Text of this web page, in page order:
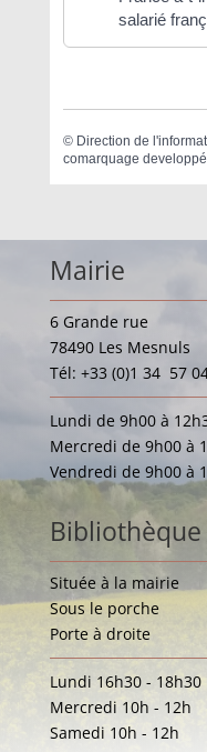
salarié
© Direction de
comarquage
Mairie
6 Grande rue
78490 Les Mesnuls
Tél: +33 (0)1 34 57
Lundi de 9h00 à
Mercredi de 9h00 à
Vendredi de 9h00 à
Bibliothèque
Située à la mairie
Sous le porche
Porte à droite
Lundi 16h30 - 18h30
Mercredi 10h - 12h
Samedi 10h - 12h